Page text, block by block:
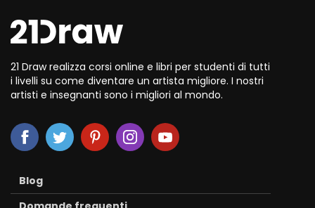
21 Draw realizza corsi online e libri per studenti di tutti
i livelli su come diventare un artista migliore. I nostri
artisti e insegnanti sono i migliori al mondo.
Blog